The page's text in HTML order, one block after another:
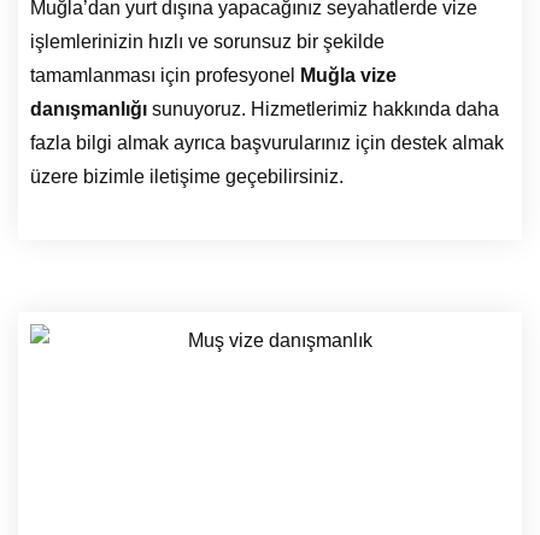
Muğla’dan yurt dışına yapacağınız seyahatlerde vize
işlemlerinizin hızlı ve sorunsuz bir şekilde
tamamlanması için profesyonel
Muğla vize
danışmanlığı sunuyoruz. Hizmetlerimiz hakkında daha
fazla bilgi almak ayrıca başvurularınız için destek almak
üzere bizimle iletişime geçebilirsiniz.